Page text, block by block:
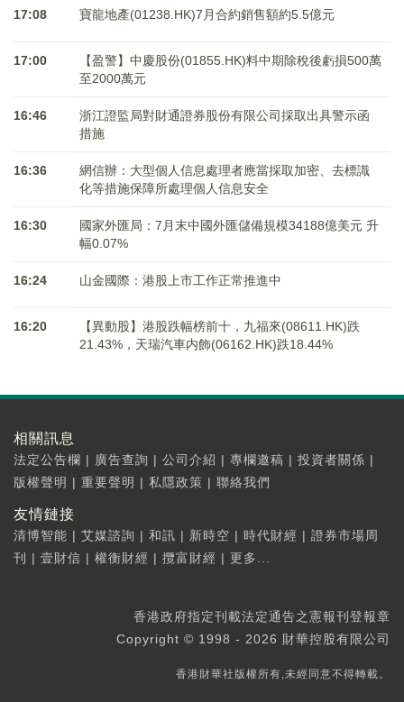
17:08 寶龍地產(01238.HK)7月合約銷售額約5.5億元
17:00
【盈警】中慶股份(01855.HK)料中期除稅後虧損500萬
至2000萬元
16:46
浙江證監局對財通證券股份有限公司採取出具警示函
措施
16:36
網信辦：大型個人信息處理者應當採取加密、去標識
化等措施保障所處理個人信息安全
16:30
國家外匯局：7月末中國外匯儲備規模34188億美元 升
幅0.07%
16:24 山金國際：港股上市工作正常推進中
16:20
【異動股】港股跌幅榜前十，九福來(08611.HK)跌
21.43%，天瑞汽車内飾(06162.HK)跌18.44%
相關訊息
法定公告欄 | 廣告查詢 | 公司介紹 | 專欄邀稿 | 投資者關係 |
版權聲明 | 重要聲明 | 私隱政策 | 聯絡我們
友情鏈接
清博智能 | 艾媒諮詢 | 和訊 | 新時空 | 時代財經 | 證券市場周
刊
| 壹財信 | 權衡財經 | 攬富財經 | 更多...
香港政府指定刊載法定通告之憲報刊登報章
Copyright © 1998 - 2026 財華控股有限公司
香港財華社版權所有,未經同意不得轉載。